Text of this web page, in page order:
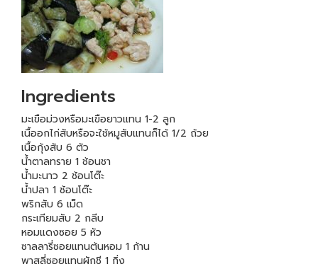
Ingredients
มะเขือม่วงหรือมะเขือยาวแทน 1-2 ลูก
เนื้ออกไก่สับหรือจะใช้หมูสับแทนก็ได้ 1/2 ถ้วย
เนื้อกุ้งสับ 6 ตัว
น้ำตาลทราย 1 ช้อนชา
น้ำมะนาว 2 ช้อนโต๊ะ
น้ำปลา 1 ช้อนโต๊ะ
พริกสับ 6 เม็ด
กระเทียมสับ 2 กลีบ
หอมแดงซอย 5 หัว
ซาลลารี่ซอยแทนต้นหอม 1 ก้าน
พาสลี่ซอยแทนผักชี 1 กิ่ง